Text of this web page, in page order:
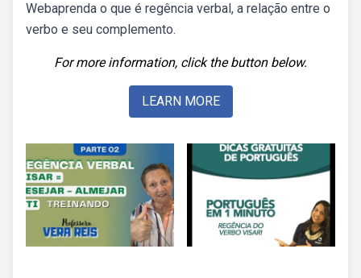
Webaprenda o que é regência verbal, a relação entre o
verbo e seu complemento.
For more information, click the button below.
LEARN MORE